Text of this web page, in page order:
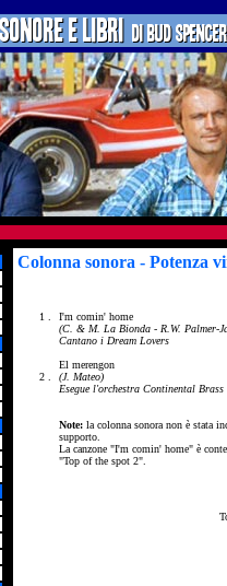
Colonna sonora - Potenza
1 .
2 .
I'm comin' home
(C. & M. La Bionda - R.W. Palmer-
Cantano i Dream Lovers
El merengon
(J. Mateo)
Esegue l'orchestra Continental Brass
Note: la colonna sonora non è stata
supporto.
La canzone "I'm comin' home" è
"Top of the spot 2".